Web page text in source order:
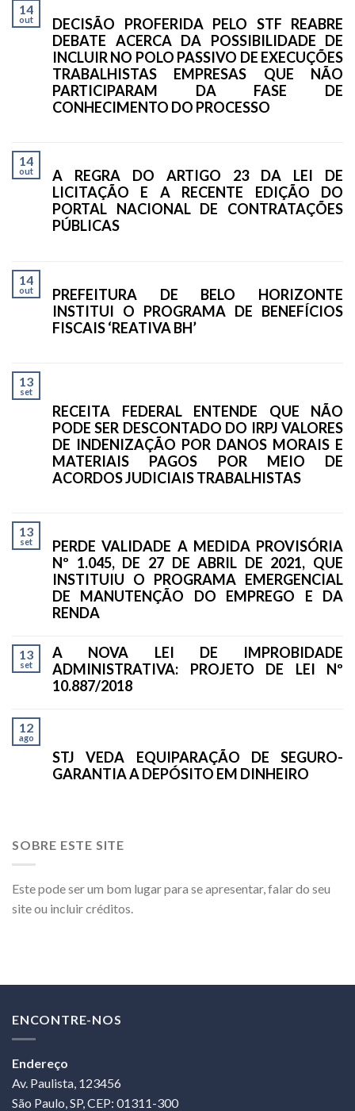
14
out
DECISÃO PROFERIDA PELO STF REABRE
DEBATE ACERCA DA POSSIBILIDADE DE
INCLUIR NO POLO PASSIVO DE EXECUÇÕES
TRABALHISTAS EMPRESAS QUE NÃO
PARTICIPARAM DA FASE DE
CONHECIMENTO DO PROCESSO
14
out
A REGRA DO ARTIGO 23 DA LEI DE
LICITAÇÃO E A RECENTE EDIÇÃO DO
PORTAL NACIONAL DE CONTRATAÇÕES
PÚBLICAS
14
out
PREFEITURA DE BELO HORIZONTE
INSTITUI O PROGRAMA DE BENEFÍCIOS
FISCAIS ‘REATIVA BH’
13
set
RECEITA FEDERAL ENTENDE QUE NÃO
PODE SER DESCONTADO DO IRPJ VALORES
DE INDENIZAÇÃO POR DANOS MORAIS E
MATERIAIS PAGOS POR MEIO DE
ACORDOS JUDICIAIS TRABALHISTAS
13
set
PERDE VALIDADE A MEDIDA PROVISÓRIA
Nº 1.045, DE 27 DE ABRIL DE 2021, QUE
INSTITUIU O PROGRAMA EMERGENCIAL
DE MANUTENÇÃO DO EMPREGO E DA
RENDA
13
set
A NOVA LEI DE IMPROBIDADE
ADMINISTRATIVA: PROJETO DE LEI Nº
10.887/2018
12
ago
STJ VEDA EQUIPARAÇÃO DE SEGURO-
GARANTIA A DEPÓSITO EM DINHEIRO
SOBRE ESTE SITE
Este pode ser um bom lugar para se apresentar, falar do seu
site ou incluir créditos.
ENCONTRE-NOS
Endereço
Av. Paulista, 123456
São Paulo, SP, CEP: 01311-300